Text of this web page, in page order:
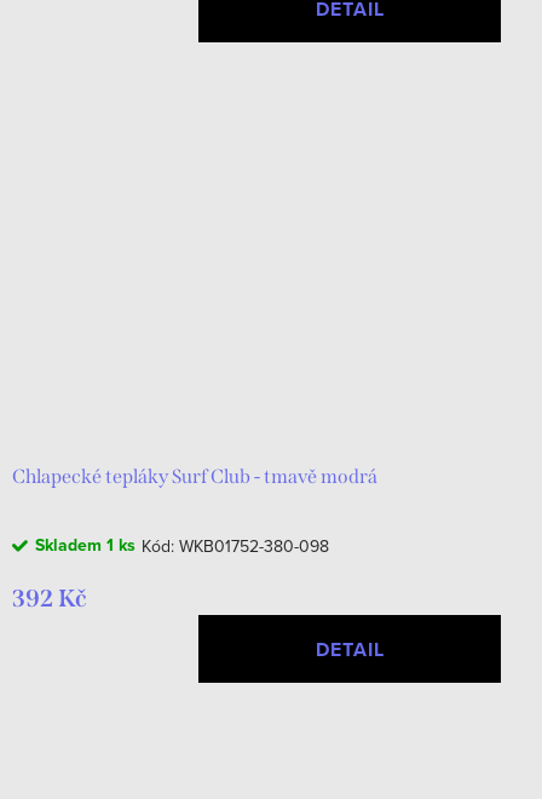
DETAIL
Chlapecké tepláky Surf Club - tmavě modrá
Skladem 1 ks Kód: WKB01752-380-098
392 Kč
DETAIL